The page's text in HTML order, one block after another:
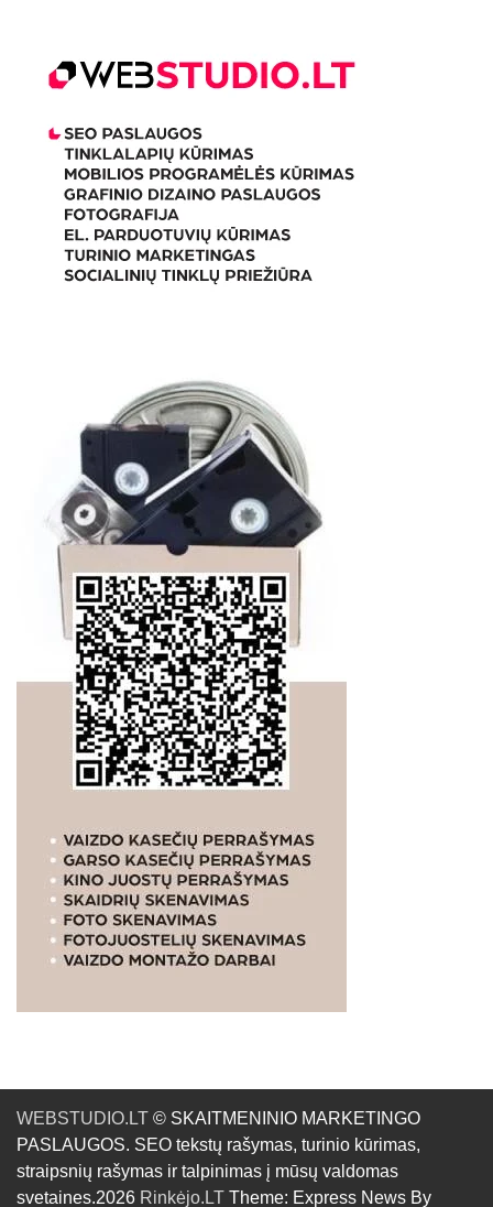
WEBSTUDIO.LT © SKAITMENINIO MARKETINGO
PASLAUGOS. SEO tekstų rašymas, turinio kūrimas,
straipsnių rašymas ir talpinimas į mūsų valdomas
svetaines.2026 Rinkėjo.LT Theme: Express News By